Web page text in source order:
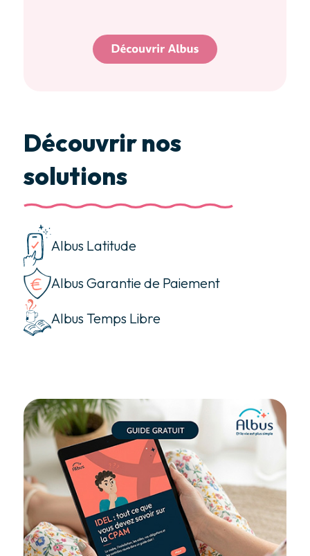
Découvrir nos
solutions
Albus Latitude
Albus Garantie de Paiement
Albus Temps Libre